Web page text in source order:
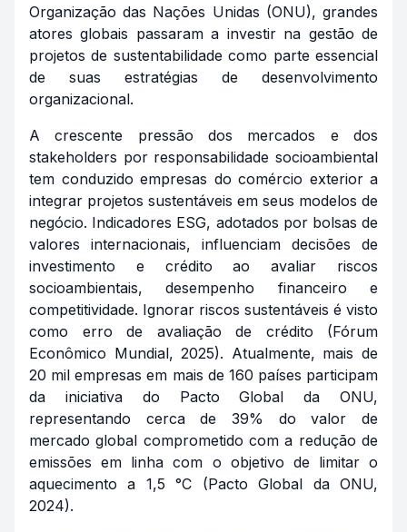
Organização das Nações Unidas (ONU), grandes
atores globais passaram a investir na gestão de
projetos de sustentabilidade como parte essencial
de suas estratégias de desenvolvimento
organizacional.
A crescente pressão dos mercados e dos
stakeholders por responsabilidade socioambiental
tem conduzido empresas do comércio exterior a
integrar projetos sustentáveis em seus modelos de
negócio. Indicadores ESG, adotados por bolsas de
valores internacionais, influenciam decisões de
investimento e crédito ao avaliar riscos
socioambientais, desempenho financeiro e
competitividade. Ignorar riscos sustentáveis é visto
como erro de avaliação de crédito (Fórum
Econômico Mundial, 2025). Atualmente, mais de
20 mil empresas em mais de 160 países participam
da iniciativa do Pacto Global da ONU,
representando cerca de 39% do valor de
mercado global comprometido com a redução de
emissões em linha com o objetivo de limitar o
aquecimento a 1,5 °C (Pacto Global da ONU,
2024).